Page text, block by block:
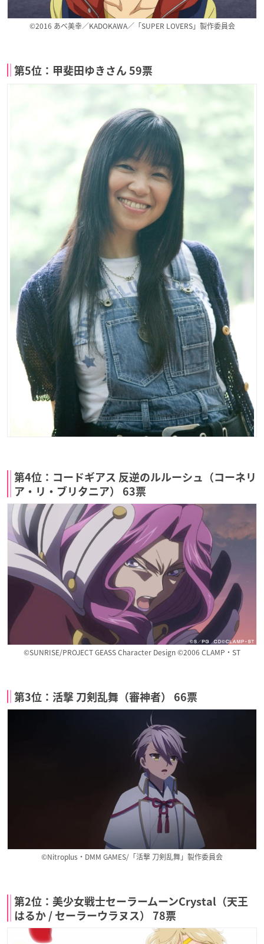
©2016 あべ美幸／KADOKAWA／「SUPER LOVERS」製作委員会
第5位：甲斐田ゆきさん 59票
第4位：コードギアス 反逆のルルーシュ（コーネリ
ア・リ・ブリタニア） 63票
©SUNRISE/PROJECT GEASS Character Design ©2006 CLAMP・ST
第3位：活撃 刀剣乱舞（審神者） 66票
©Nitroplus・DMM GAMES/「活撃 刀剣乱舞」製作委員会
第2位：美少女戦士セーラームーンCrystal（天王
はるか / セーラーウラヌス） 78票